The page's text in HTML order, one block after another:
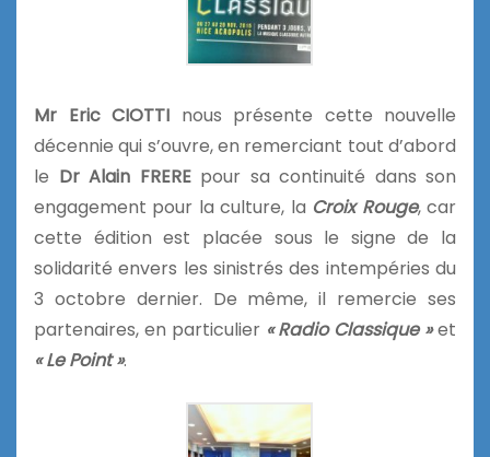
Mr Eric CIOTTI nous présente cette nouvelle
décennie qui s’ouvre, en remerciant tout d’abord
le Dr Alain FREREpour sa continuité dans son
engagement pour la culture, la Croix Rouge, car
cette édition est placée sous le signe de la
solidarité envers les sinistrés des intempéries du
3 octobre dernier. De même, il remercie ses
partenaires, en particulier « Radio Classique » et
« Le Point ».